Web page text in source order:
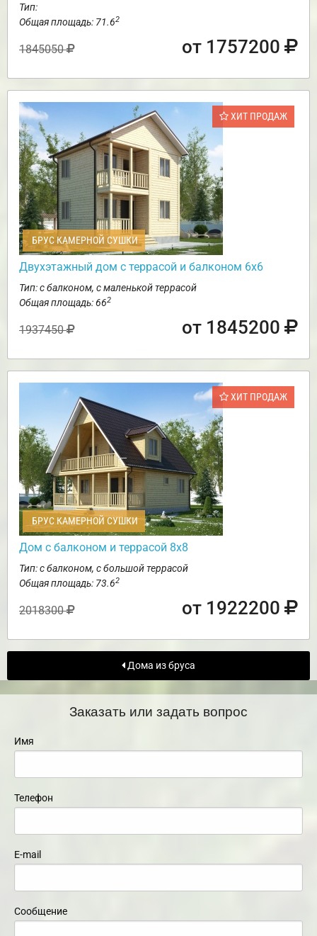
Тип:
Общая площадь: 71.62
1845050 от 1757200
ХИТ ПРОДАЖ
БРУС КАМЕРНОЙ СУШКИ
Двухэтажный дом с террасой и балконом 6х6
Тип: с балконом, с маленькой террасой
Общая площадь: 662
1937450 от 1845200
ХИТ ПРОДАЖ
БРУС КАМЕРНОЙ СУШКИ
Дом с балконом и террасой 8х8
Тип: с балконом, с большой террасой
Общая площадь: 73.62
2018300 от 1922200
Дома из бруса
Заказать или задать вопрос
Имя
Телефон
E-mail
Сообщение